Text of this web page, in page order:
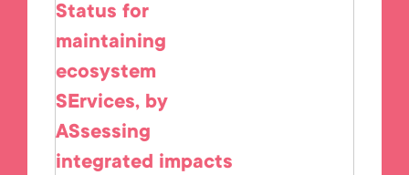
Status for
maintaining
ecosystem
SErvices, by
ASsessing
integrated impacts